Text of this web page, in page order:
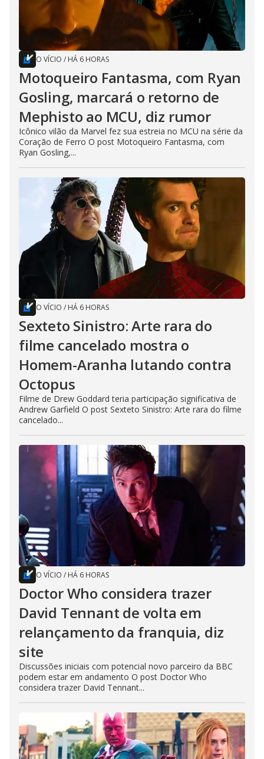
O VÍCIO / HÁ 6 HORAS
Motoqueiro Fantasma, com Ryan
Gosling, marcará o retorno de
Mephisto ao MCU, diz rumor
Icônico vilão da Marvel fez sua estreia no MCU na série da
Coração de Ferro O post Motoqueiro Fantasma, com
Ryan Gosling,...
O VÍCIO / HÁ 6 HORAS
Sexteto Sinistro: Arte rara do
filme cancelado mostra o
Homem-Aranha lutando contra
Octopus
Filme de Drew Goddard teria participação significativa de
Andrew Garfield O post Sexteto Sinistro: Arte rara do filme
cancelado...
O VÍCIO / HÁ 6 HORAS
Doctor Who considera trazer
David Tennant de volta em
relançamento da franquia, diz
site
Discussões iniciais com potencial novo parceiro da BBC
podem estar em andamento O post Doctor Who
considera trazer David Tennant...